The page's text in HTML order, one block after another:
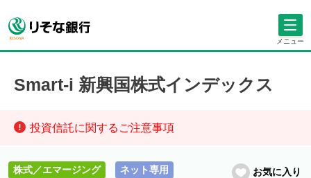
メニュー
Smart-i 新興国株式インデックス
投資信託に関するご注意事項
株式／エマージング ネット専用 お気に入り